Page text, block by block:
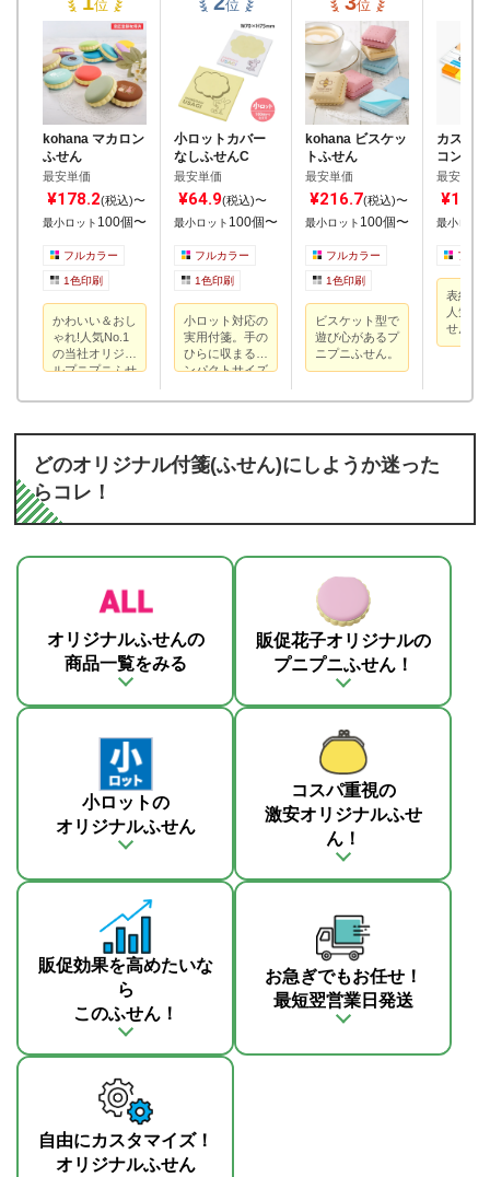
位
kohana マカロン
ふせん
最安単価
¥178.2(税込)〜
最小ロット 100個〜
フルカラー
1色印刷
かわいい＆おし
ゃれ!人気No.1
の当社オリジナ
ルプニプニふせ
位
小ロットカバー
なしふせんC
最安単価
¥64.9(税込)〜
最小ロット 100個〜
フルカラー
1色印刷
小ロット対応の
実用付箋。手の
ひらに収まるコ
ンパクトサイズ
位
kohana ビスケッ
トふせん
最安単価
¥216.7(税込)〜
最小ロット 100個〜
フルカラー
1色印刷
ビスケット型で
遊び心があるプ
ニプニふせん。
カスタ
コンパ
ん
最安単価
最小ロット
フル
表紙全
人気携
せんセ
どのオリジナル付箋(ふせん)にしようか迷った
らコレ！
オリジナルふせんの
商品一覧をみる
販促花子オリジナルの
プニプニふせん！
小ロットの
オリジナルふせん
コスパ重視の
激安オリジナルふせ
ん！
販促効果を高めたいな
ら
このふせん！
お急ぎでもお任せ！
最短翌営業日発送
自由にカスタマイズ！
オリジナルふせん